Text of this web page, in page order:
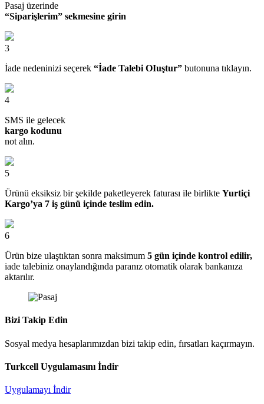
Pasaj üzerinde
“Siparişlerim” sekmesine girin
3
İade nedeninizi seçerek “İade Talebi OIuştur” butonuna tıklayın.
4
SMS ile gelecek
kargo kodunu
not alın.
5
Ürünü eksiksiz bir şekilde paketleyerek faturası ile birlikte Yurtiçi
Kargo’ya 7 iş günü içinde teslim edin.
6
Ürün bize ulaştıktan sonra maksimum 5 gün içinde kontrol edilir,
iade talebiniz onaylandığında paranız otomatik olarak bankanıza
aktarılır.
Bizi Takip Edin
Sosyal medya hesaplarımızdan bizi takip edin, fırsatları kaçırmayın.
Turkcell Uygulamasını İndir
Uygulamayı İndir